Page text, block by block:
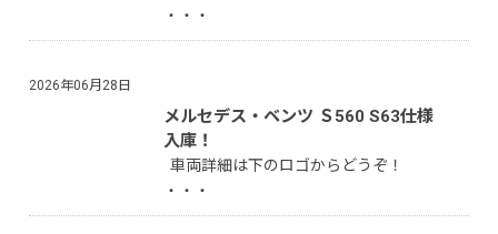
・・・
メルセデス・ベンツ Ｓ560 S63仕様
入庫！
車両詳細は下のロゴからどうぞ！
・・・
2026年06月28日